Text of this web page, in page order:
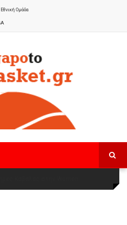
Εθνική Ομάδα
Καβάλας στην Women
League 1
: